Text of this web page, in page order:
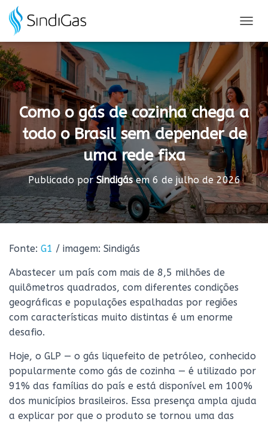
for:
L
R
N
A
V
E
G
A
Ç
Ã
O
Como o gás de cozinha chega a
todo o Brasil sem depender de
uma rede fixa
Publicado porSindigásem 6 de julho de 2026
Fonte: G1 / imagem: Sindigás
Abastecer um país com mais de 8,5 milhões de
quilômetros quadrados, com diferentes condições
geográficas e populações espalhadas por regiões
com características muito distintas é um enorme
desafio.
Hoje, o GLP — o gás liquefeito de petróleo, conhecido
popularmente como gás de cozinha — é utilizado por
91% das famílias do país e está disponível em 100%
dos municípios brasileiros. Essa presença ampla ajuda
a explicar por que o produto se tornou uma das